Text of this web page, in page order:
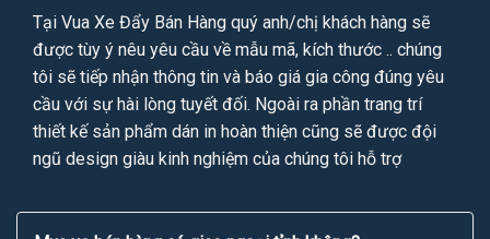
Tại Vua Xe Đẩy Bán Hàng quý anh/chị khách hàng sẽ
được tùy ý nêu yêu cầu về mẫu mã, kích thước .. chúng
tôi sẽ tiếp nhận thông tin và báo giá gia công đúng yêu
cầu với sự hài lòng tuyết đối. Ngoài ra phần trang trí
thiết kế sản phẩm dán in hoàn thiện cũng sẽ được đội
ngũ design giàu kinh nghiệm của chúng tôi hỗ trợ